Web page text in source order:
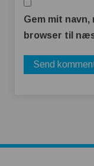
Gem mit navn,
browser til